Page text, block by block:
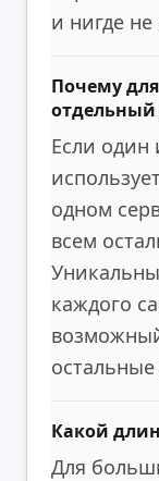
и нигде не
Почему
отдельный
Если один
одном
всем
каждого
Какой
Для